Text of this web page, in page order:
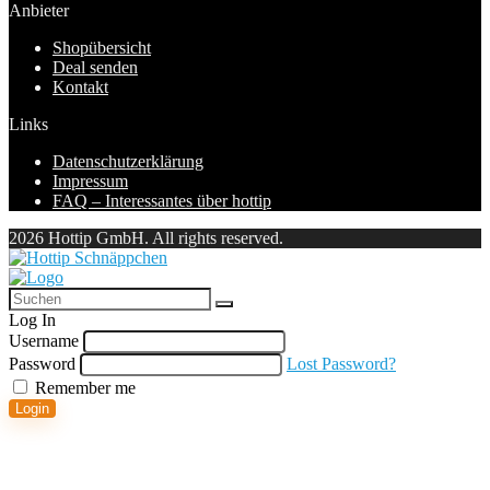
Anbieter
Shopübersicht
Deal senden
Kontakt
Links
Datenschutzerklärung
Impressum
FAQ – Interessantes über hottip
2026 Hottip GmbH. All rights reserved.
Log In
Username
Password
Lost Password?
Remember me
Login